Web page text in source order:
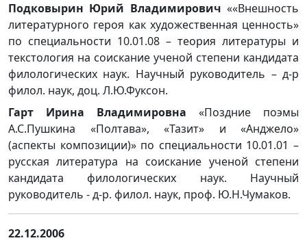
Подковырин Юрий Владимирович ««Внешность
литературного героя как художественная ценность»
по специальности 10.01.08 – теория литературы и
текстология на соискание ученой степени кандидата
филологических наук. Научный руководитель – д-р
филол. наук, доц. Л.Ю.Фуксон.
Гарт Ирина Владимировна «Поздние поэмы
А.С.Пушкина «Полтава», «Тазит» и «Анджело»
(аспекты композиции)» по специальности 10.01.01 –
русская литература на соискание ученой степени
кандидата филологических наук. Научный
руководитель - д-р. филол. наук, проф. Ю.Н.Чумаков.
22.12.2006